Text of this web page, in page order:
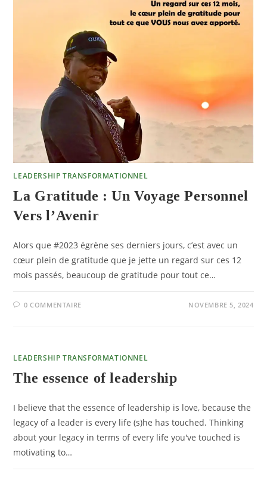
LEADERSHIP TRANSFORMATIONNEL
La Gratitude : Un Voyage Personnel
Vers l’Avenir
Alors que #2023 égrène ses derniers jours, c’est avec un
cœur plein de gratitude que je jette un regard sur ces 12
mois passés, beaucoup de gratitude pour tout ce…
0 COMMENTAIRE NOVEMBRE 5, 2024
LEADERSHIP TRANSFORMATIONNEL
The essence of leadership
I believe that the essence of leadership is love, because the
legacy of a leader is every life (s)he has touched. Thinking
about your legacy in terms of every life you've touched is
motivating to…